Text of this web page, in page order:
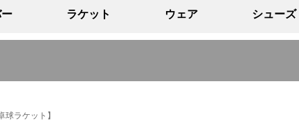
ラケット ウェア シューズ
球ラケット】